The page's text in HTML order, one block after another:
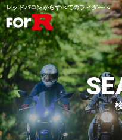
レッドバロンからすべてのライダーへ